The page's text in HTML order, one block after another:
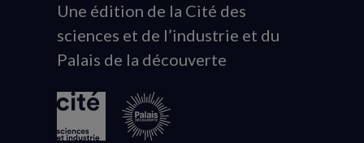
Animation
du
logo
Une édition de la Cité des
sciences et de l’industrie et du
Palais de la découverte